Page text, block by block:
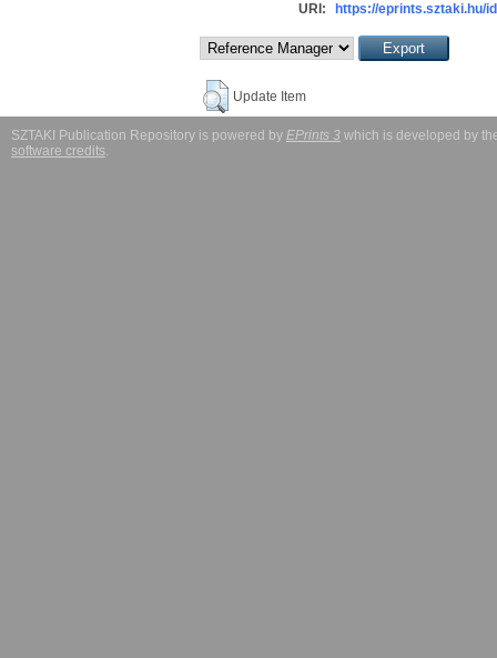
URI:
https://eprints.sztaki.hu/
Update Item
SZTAKI Publication Repository is powered by EPrints 3 which is developed by
software credits.